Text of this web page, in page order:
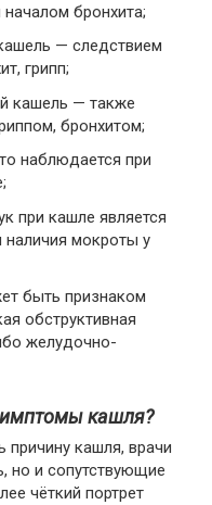
бронхита;
— следствием
грипп;
кашель — также
бронхитом;
наблюдается при
при кашле является
наличия мокроты у
быть признаком
обструктивная
желудочно-
кашля?
причину кашля, врачи
но и сопутствующие
чёткий портрет